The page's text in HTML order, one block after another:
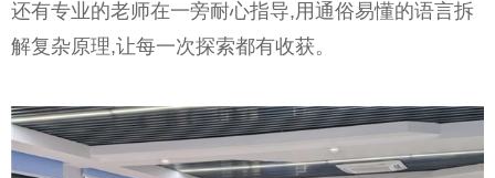
还有专业的老师在一旁耐心指导,用通俗易懂的语言拆
解复杂原理,让每一次探索都有收获。